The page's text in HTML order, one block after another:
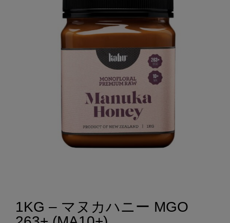
1KG – マヌカハニー MGO